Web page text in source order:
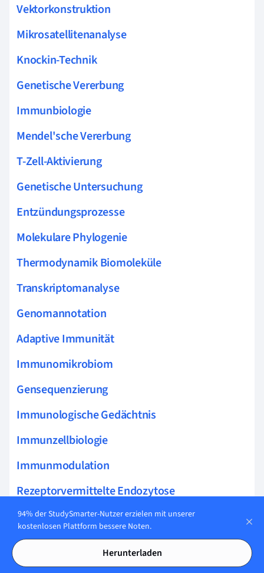
Vektorkonstruktion
Mikrosatellitenanalyse
Knockin-Technik
Genetische Vererbung
Immunbiologie
Mendel'sche Vererbung
T-Zell-Aktivierung
Genetische Untersuchung
Entzündungsprozesse
Molekulare Phylogenie
Thermodynamik Biomoleküle
Transkriptomanalyse
Genomannotation
Adaptive Immunität
Immunomikrobiom
Gensequenzierung
Immunologische Gedächtnis
Immunzellbiologie
Immunmodulation
Rezeptorvermittelte Endozytose
Aktin
Zytoplasma
Zellzykluskontrollpunkte
94% der StudySmarter-Nutzer erzielen mit unserer
kostenlosen Plattform bessere Noten.
Herunterladen